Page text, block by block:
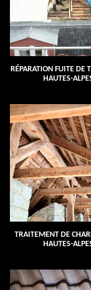
RÉPARATION FUITE DE
HAUTES-
TRAITEMENT DE
HAUTES-